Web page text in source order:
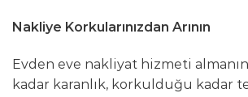
Nakliye Korkularınızdan Arının
Evden eve nakliyat hizmeti almanın
kadar karanlık, korkulduğu kadar